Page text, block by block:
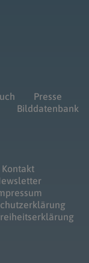
Presse
Bilddatenbank
Kontakt